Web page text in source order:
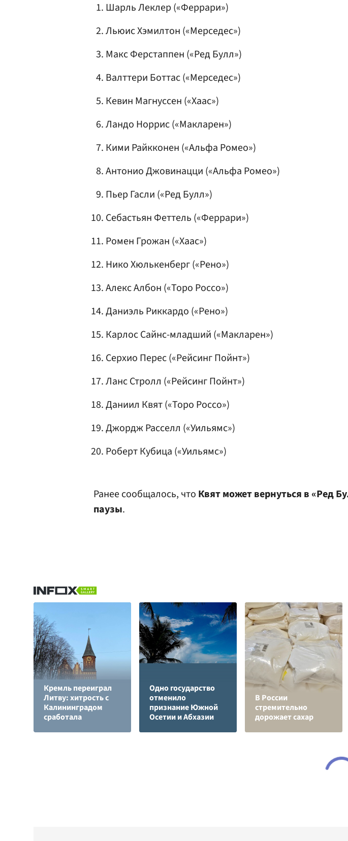
Шарль Леклер («Феррари»)
Льюис Хэмилтон («Мерседес»)
Макс Ферстаппен («Ред Булл»)
Валттери Боттас («Мерседес»)
Кевин Магнуссен («Хаас»)
Ландо Норрис («Макларен»)
Кими Райкконен («Альфа Ромео»)
Антонио Джовинацци («Альфа Ромео»)
Пьер Гасли («Ред Булл»)
Себастьян Феттель («Феррари»)
Ромен Грожан («Хаас»)
Нико Хюлькенберг(«Рено»)
Алекс Албон («Торо Россо»)
Даниэль Риккардо («Рено»)
Карлос Сайнс-младший («Макларен»)
Серхио Перес(«Рейсинг Пойнт»)
Ланс Стролл («Рейсинг Пойнт»)
Даниил Квят («Торо Россо»)
Джордж Расселл («Уильямс»)
Роберт Кубица («Уильямс»)
Ранее сообщалось, что Квят может вернуться в «Ред
паузы.
Кремль переиграл
Литву: хитрость с
Калининградом
сработала
Одно государство
отменило
признание Южной
Осетии и Абхазии
В России
стремительно
дорожает сахар